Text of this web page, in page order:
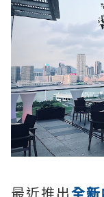
最近推出全